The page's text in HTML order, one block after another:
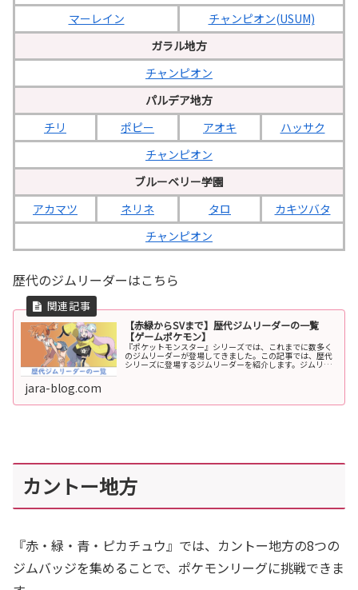
マーレイン
チャンピオン(USUM)
ガラル地方
チャンピオン
パルデア地方
チリ
ポピー アオキ
ハッサク
チャンピオン
ブルーベリー学園
アカマツ
ネリネ タロ
カキツバタ
チャンピオン
歴代のジムリーダーはこちら
【赤緑からSVまで】歴代ジムリーダーの一覧
【ゲームポケモン】
『ポケットモンスター』シリーズでは、これまでに数多く
のジムリーダーが登場してきました。この記事では、歴代
シリーズに登場するジムリーダーを紹介します。ジムリー
jara-blog.com
カントー地方
『赤・緑・青・ピカチュウ』では、カントー地方の8つの
ジムバッジを集めることで、ポケモンリーグに挑戦できま